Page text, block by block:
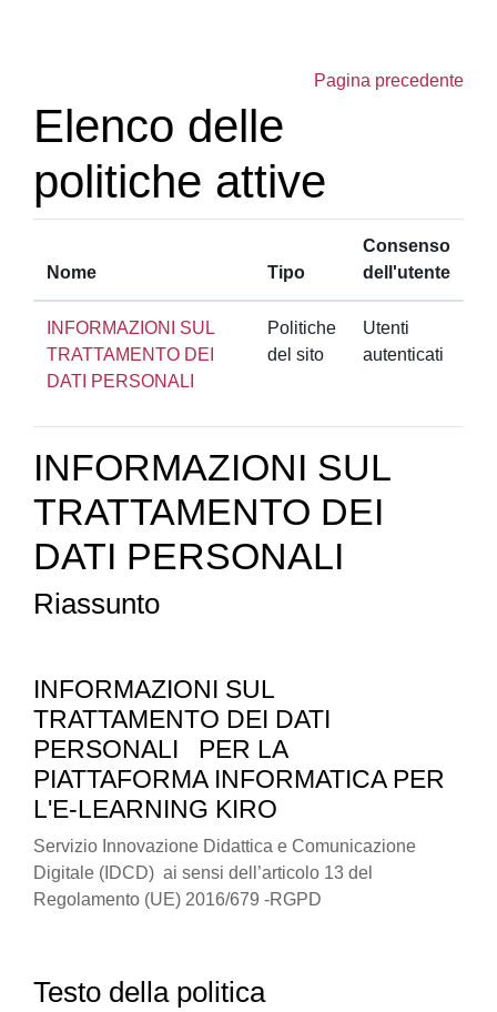
Pagina precedente
Elenco delle
politiche attive
Nome Tipo
Consenso
dell'utente
INFORMAZIONI SUL
TRATTAMENTO DEI
DATI PERSONALI
Politiche
del sito
Utenti
autenticati
INFORMAZIONI SUL
TRATTAMENTO DEI
DATI PERSONALI
Riassunto
INFORMAZIONI SUL
TRATTAMENTO DEI DATI
PERSONALI
PER LA
PIATTAFORMA INFORMATICA PER
L'E-LEARNING KIRO
Servizio Innovazione Didattica e Comunicazione
Digitale (IDCD) ai sensi dell’articolo 13 del
Regolamento (UE) 2016/679 -RGPD
Testo della politica